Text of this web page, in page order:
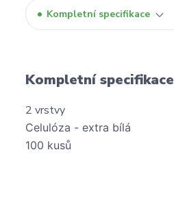
Kompletní specifikace
Kompletní specifikace
2 vrstvy
Celulóza - extra bílá
100 kusů